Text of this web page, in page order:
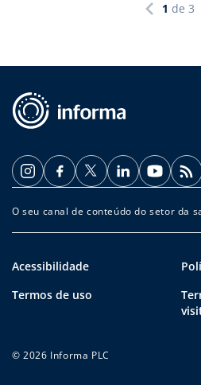
1 de 3
O seu canal de conteúdo do setor da
Acessibilidade
Termos de uso
© 2026 Informa PLC